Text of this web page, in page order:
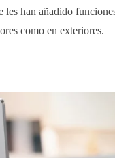
les han añadido
como en exteriores.